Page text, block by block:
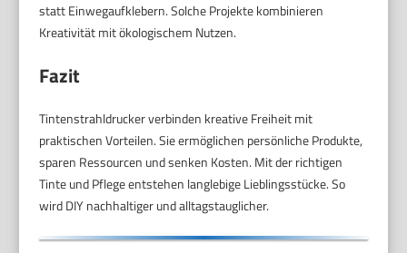
statt Einwegaufklebern. Solche Projekte kombinieren
Kreativität mit ökologischem Nutzen.
Fazit
Tintenstrahldrucker verbinden kreative Freiheit mit
praktischen Vorteilen. Sie ermöglichen persönliche Produkte,
sparen Ressourcen und senken Kosten. Mit der richtigen
Tinte und Pflege entstehen langlebige Lieblingsstücke. So
wird DIY nachhaltiger und alltagstauglicher.